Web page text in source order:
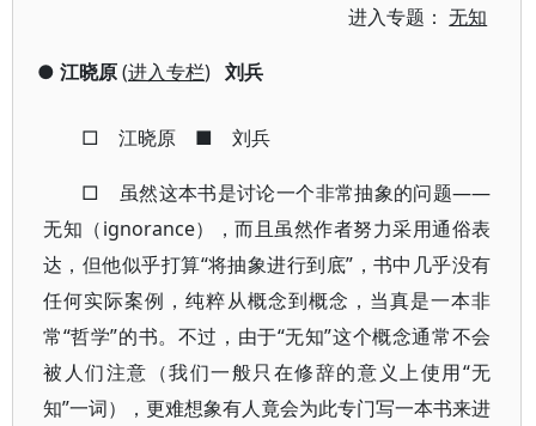
进入专题：无知
● 江晓原(进入专栏) 刘兵
□ 江晓原 ■ 刘兵
□ 虽然这本书是讨论一个非常抽象的问题——
无知（ignorance），而且虽然作者努力采用通俗表
达，但他似乎打算“将抽象进行到底”，书中几乎没有
任何实际案例，纯粹从概念到概念，当真是一本非
常“哲学”的书。不过，由于“无知”这个概念通常不会
被人们注意（我们一般只在修辞的意义上使用“无
知”一词），更难想象有人竟会为此专门写一本书来进